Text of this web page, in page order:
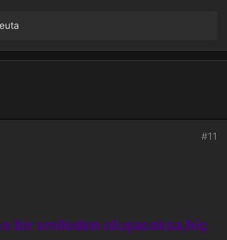
#11
bir smileden oluşacaksa,hiç